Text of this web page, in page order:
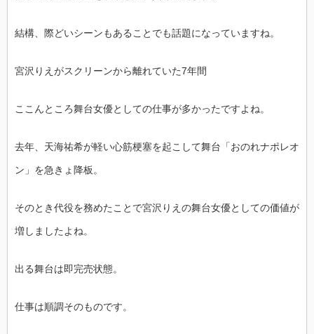
結構、際どいシーンもあることでも話題になっていますね。
宮沢りえがスクリーンから離れていた7年間
ここんところ舞台女優としての仕事が多かったですよね。
去年、天海祐希が軽い心筋梗塞を起こして舞台「おのれナポレオ
ン」を急きょ降板。
そのとき代役を務めたことで宮沢りえの舞台女優としての価値が
増しましたよね。
出る舞台は即完売状態。
仕事は順調そのものです。